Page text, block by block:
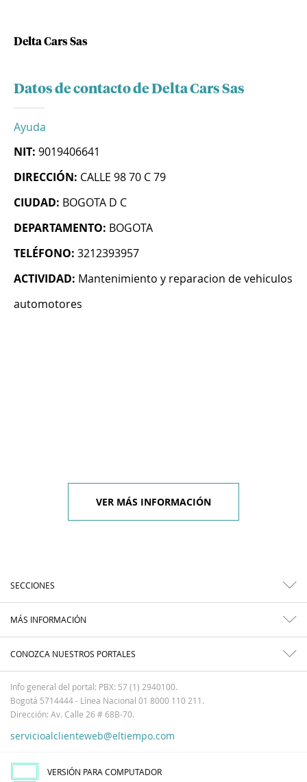
Delta Cars Sas
Datos de contacto de Delta Cars Sas
Ayuda
NIT: 9019406641
DIRECCIÓN: CALLE 98 70 C 79
CIUDAD: BOGOTA D C
DEPARTAMENTO: BOGOTA
TELÉFONO: 3212393957
ACTIVIDAD: Mantenimiento y reparacion de vehiculos
automotores
VER MÁS INFORMACIÓN
SECCIONES
MÁS INFORMACIÓN
CONOZCA NUESTROS PORTALES
Info general del portal: PBX: 57 (1) 2940100.
Bogotá 5714444 - Línea Nacional 01 8000 110 211.
Dirección: Av. Calle 26 # 68B-70.
servicioalclienteweb@eltiempo.com
VERSIÓN PARA COMPUTADOR